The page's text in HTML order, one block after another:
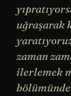
uğraşarak
zaman
ilerlemek